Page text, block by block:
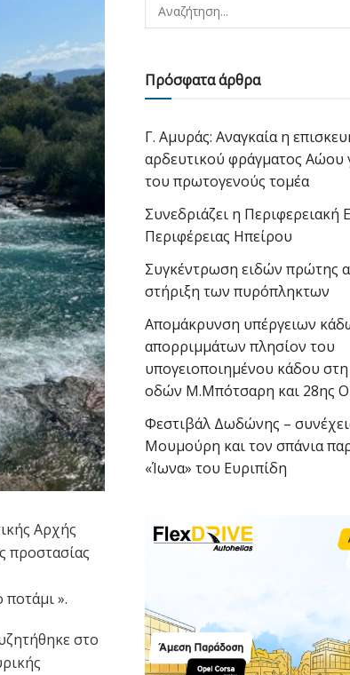
Αρχής
προστασίας
».
στο
Πρόσφατα άρθρα
Γ. Αμυράς: Αναγκαία η
αρδευτικού φράγματος Αώου
του πρωτογενούς τομέα
Συνεδριάζει η Περιφερειακή
Περιφέρειας Ηπείρου
Συγκέντρωση ειδών πρώτης
στήριξη των πυρόπληκτων
Απομάκρυνση υπέργειων
απορριμμάτων πλησίον του
υπογειοποιημένου κάδου
οδών Μ.Μπότσαρη και 28ης
Φεστιβάλ Δωδώνης –
Μουμούρη και τον σπάνια
«Ίωνα» του Ευριπίδη